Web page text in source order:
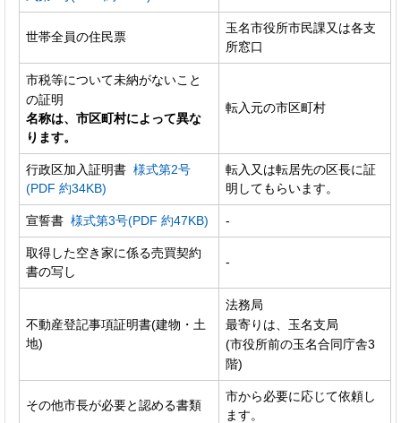
世帯全員の住民票
玉名市役所市民課又は各支
所窓口
市税等について未納がないこと
の証明
名称は、市区町村によって異な
ります。
転入元の市区町村
行政区加入証明書 様式第2号
(PDF 約34KB)
転入又は転居先の区長に証
明してもらいます。
宣誓書 様式第3号(PDF 約47KB) -
取得した空き家に係る売買契約
書の写し
-
不動産登記事項証明書(建物・土
地)
法務局
最寄りは、玉名支局
(市役所前の玉名合同庁舎3
階)
その他市長が必要と認める書類
市から必要に応じて依頼し
ます。